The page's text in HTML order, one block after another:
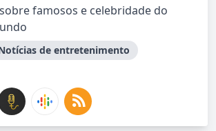
famosos e celebridade do
de entretenimento